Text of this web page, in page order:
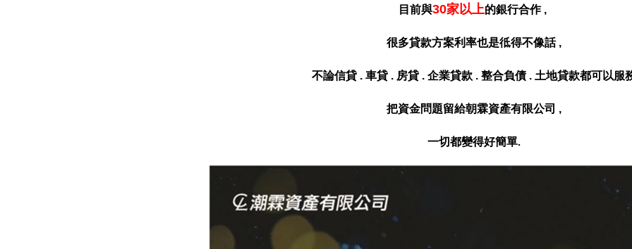
目前與30家以上的銀行合作 ,
很多貸款方案利率也是彽得不像話 ,
不論信貸 . 車貸 . 房貸 . 企業貸款 . 整合負債 . 土地貸款都可以服
把資金問題留給朝霖資產有限公司 ,
一切都變得好簡單.